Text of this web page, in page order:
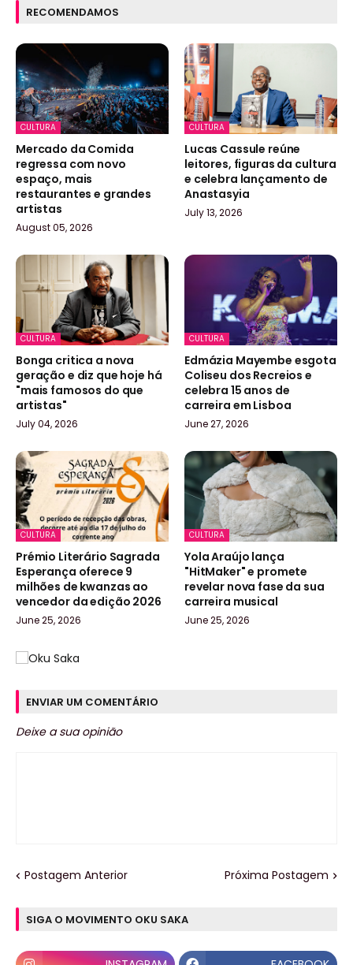
RECOMENDAMOS
CULTURA
Mercado da Comida
regressa com novo
espaço, mais
restaurantes e grandes
artistas
August 05, 2026
CULTURA
Lucas Cassule reúne
leitores, figuras da cultura
e celebra lançamento de
Anastasyia
July 13, 2026
CULTURA
Bonga critica a nova
geração e diz que hoje há
"mais famosos do que
artistas"
July 04, 2026
CULTURA
Edmázia Mayembe esgota
Coliseu dos Recreios e
celebra 15 anos de
carreira em Lisboa
June 27, 2026
CULTURA
Prémio Literário Sagrada
Esperança oferece 9
milhões de kwanzas ao
vencedor da edição 2026
June 25, 2026
CULTURA
Yola Araújo lança
"HitMaker" e promete
revelar nova fase da sua
carreira musical
June 25, 2026
ENVIAR UM COMENTÁRIO
Deixe a sua opinião
Postagem Anterior Próxima Postagem
SIGA O MOVIMENTO OKU SAKA